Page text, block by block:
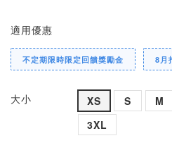
適用優惠
不定期限時限定回饋獎勵金 8月
大小 XS S M
3XL